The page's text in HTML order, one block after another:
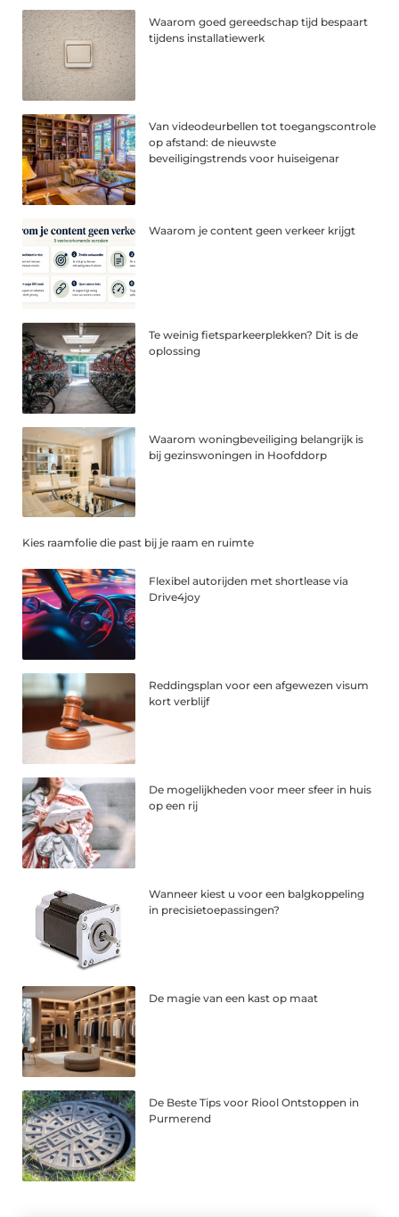
Waarom goed gereedschap tijd bespaart
tijdens installatiewerk
Van videodeurbellen tot toegangscontrole
op afstand: de nieuwste
beveiligingstrends voor huiseigenar
Waarom je content geen verkeer krijgt
Te weinig fietsparkeerplekken? Dit is de
oplossing
Waarom woningbeveiliging belangrijk is
bij gezinswoningen in Hoofddorp
Kies raamfolie die past bij je raam en ruimte
Flexibel autorijden met shortlease via
Drive4joy
Reddingsplan voor een afgewezen visum
kort verblijf
De mogelijkheden voor meer sfeer in huis
op een rij
Wanneer kiest u voor een balgkoppeling
in precisietoepassingen?
De magie van een kast op maat
De Beste Tips voor Riool Ontstoppen in
Purmerend